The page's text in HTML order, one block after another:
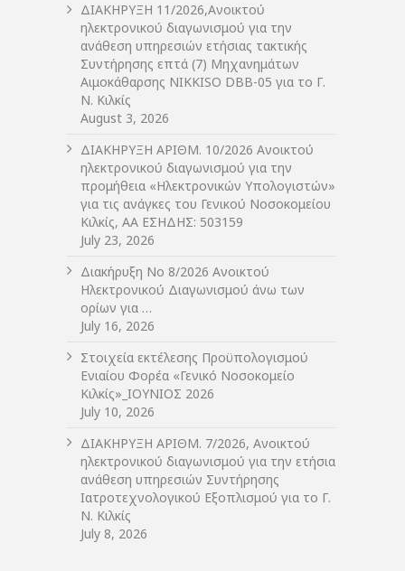
ΔIΑΚΗΡΥΞΗ 11/2026,Ανοικτού
ηλεκτρονικού διαγωνισμού για την
ανάθεση υπηρεσιών ετήσιας τακτικής
Συντήρησης επτά (7) Μηχανημάτων
Αιμοκάθαρσης NIKKISO DBB-05 για το Γ.
Ν. Κιλκίς
August 3, 2026
ΔIΑΚΗΡΥΞΗ ΑΡIΘΜ. 10/2026 Ανοικτού
ηλεκτρονικού διαγωνισμού για την
προμήθεια «Ηλεκτρονικών Υπολογιστών»
για τις ανάγκες του Γενικού Νοσοκομείου
Κιλκίς, ΑΑ ΕΣΗΔΗΣ: 503159
July 23, 2026
Διακήρυξη Νο 8/2026 Ανοικτού
Ηλεκτρονικού Διαγωνισμού άνω των
ορίων για …
July 16, 2026
Στοιχεία εκτέλεσης Προϋπολογισμού
Ενιαίου Φορέα «Γενικό Νοσοκομείο
Κιλκίς»_ΙΟΥΝΙΟΣ 2026
July 10, 2026
ΔIΑΚΗΡΥΞΗ ΑΡIΘΜ. 7/2026, Ανοικτού
ηλεκτρονικού διαγωνισμού για την ετήσια
ανάθεση υπηρεσιών Συντήρησης
Ιατροτεχνολογικού Εξοπλισμού για το Γ.
Ν. Κιλκίς
July 8, 2026